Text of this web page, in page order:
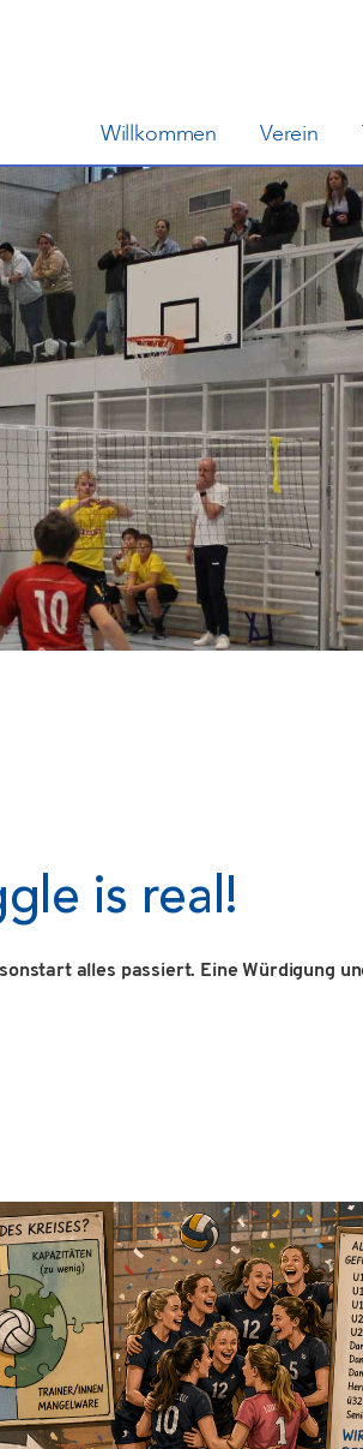
Willkommen Verein
is real!
alles passiert. Eine Würdigung